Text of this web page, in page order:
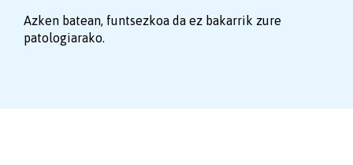
Azken batean, funtsezkoa da ez bakarrik zure
patologiarako.